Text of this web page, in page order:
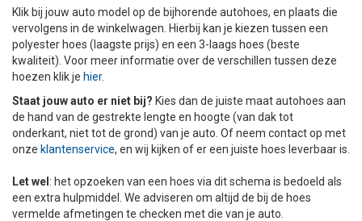
FIETSENDRAGER TOEBEHOREN
INFORMATIE OVER FIETSENDRAGERS
PEUGEOT
RENAULT
VOLKSWAGEN (TOT VW PASSAT)
OVERIGE AUTOMERKEN
INFORMATIE OVER AUTOHOEZEN
13 INCH
14 INCH
16 INCH
INFORMATIE OVER WIELDOPPEN
LAADKABEL TYPE 2
LAADKABEL TYPE 1
STARTEN & LADEN
ELEKTRISCH LADEN
JUMPSTARTER
VEILIG OP WEG
AUTOSTOELTJE
INFORMATIE OVER DAKKOFFERS +
SNEEUWKETTINGEN
BESTELWAGEN
STARTKABELS EN ACCUBOOSTER
VEILIG OP WEG
ACCULADER
REGELGEVING M.B.T. VERLICHTING
ADVIES BIJ DEFECTE VERLICHTING
ACCESSOIRES
INFORMATIE OVER STEKKERS & STEKKERDOZEN
ONDERDELEN
ADVIES BIJ DEFECTE VERLICHTING
INFORMATIE OVER CARAVANHOEZEN
AUTO
CAMPER
MOTOR
ZOMER DEALS
Klik bij jouw auto model op de bijhorende autohoes, en plaats die
vervolgens in de winkelwagen. Hierbij kan je kiezen tussen een
polyester hoes (laagste prijs) en een 3-laags hoes (beste
kwaliteit). Voor meer informatie over de verschillen tussen deze
hoezen klik je hier.
Staat jouw auto er niet bij? Kies dan de juiste maat autohoes aan
de hand van de gestrekte lengte en hoogte (van dak tot
onderkant, niet tot de grond) van je auto. Of neem contact op met
onze klantenservice, en wij kijken of er een juiste hoes leverbaar is.
Let wel : het opzoeken van een hoes via dit schema is bedoeld als
een extra hulpmiddel. We adviseren om altijd de bij de hoes
vermelde afmetingen te checken met die van je auto.